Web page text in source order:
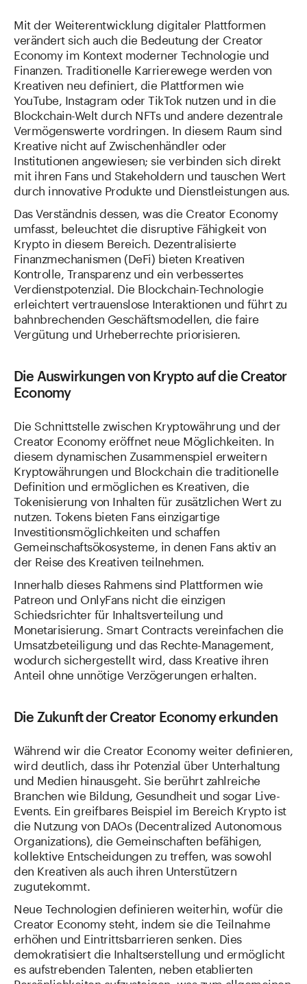
Mit der Weiterentwicklung digitaler Plattformen
verändert sich auch die Bedeutung der Creator
Economy im Kontext moderner Technologie und
Finanzen. Traditionelle Karrierewege werden von
Kreativen neu definiert, die Plattformen wie
YouTube, Instagram oder TikTok nutzen und in die
Blockchain-Welt durch NFTs und andere dezentrale
Vermögenswerte vordringen. In diesem Raum sind
Kreative nicht auf Zwischenhändler oder
Institutionen angewiesen; sie verbinden sich direkt
mit ihren Fans und Stakeholdern und tauschen Wert
durch innovative Produkte und Dienstleistungen aus.
Das Verständnis dessen, was die Creator Economy
umfasst, beleuchtet die disruptive Fähigkeit von
Krypto in diesem Bereich. Dezentralisierte
Finanzmechanismen (DeFi) bieten Kreativen
Kontrolle, Transparenz und ein verbessertes
Verdienstpotenzial. Die Blockchain-Technologie
erleichtert vertrauenslose Interaktionen und führt zu
bahnbrechenden Geschäftsmodellen, die faire
Vergütung und Urheberrechte priorisieren.
Die Auswirkungen von Krypto auf die Creator
Economy
Die Schnittstelle zwischen Kryptowährung und der
Creator Economy eröffnet neue Möglichkeiten. In
diesem dynamischen Zusammenspiel erweitern
Kryptowährungen und Blockchain die traditionelle
Definition und ermöglichen es Kreativen, die
Tokenisierung von Inhalten für zusätzlichen Wert zu
nutzen. Tokens bieten Fans einzigartige
Investitionsmöglichkeiten und schaffen
Gemeinschaftsökosysteme, in denen Fans aktiv an
der Reise des Kreativen teilnehmen.
Innerhalb dieses Rahmens sind Plattformen wie
Patreon und OnlyFans nicht die einzigen
Schiedsrichter für Inhaltsverteilung und
Monetarisierung. Smart Contracts vereinfachen die
Umsatzbeteiligung und das Rechte-Management,
wodurch sichergestellt wird, dass Kreative ihren
Anteil ohne unnötige Verzögerungen erhalten.
Die Zukunft der Creator Economy erkunden
Während wir die Creator Economy weiter definieren,
wird deutlich, dass ihr Potenzial über Unterhaltung
und Medien hinausgeht. Sie berührt zahlreiche
Branchen wie Bildung, Gesundheit und sogar Live-
Events. Ein greifbares Beispiel im Bereich Krypto ist
die Nutzung von DAOs (Decentralized Autonomous
Organizations), die Gemeinschaften befähigen,
kollektive Entscheidungen zu treffen, was sowohl
den Kreativen als auch ihren Unterstützern
zugutekommt.
Neue Technologien definieren weiterhin, wofür die
Creator Economy steht, indem sie die Teilnahme
erhöhen und Eintrittsbarrieren senken. Dies
demokratisiert die Inhaltserstellung und ermöglicht
es aufstrebenden Talenten, neben etablierten